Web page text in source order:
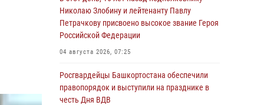
Николаю Злобину и лейтенанту Павлу
Петрачкову присвоено высокое звание Героя
Российской Федерации
04 августа 2026, 07:25
Росгвардейцы Башкортостана обеспечили
правопорядок и выступили на празднике в
честь Дня ВДВ